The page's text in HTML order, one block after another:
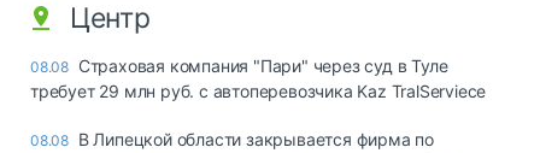
Центр
08.08 Страховая компания "Пари" через суд в Туле
требует 29 млн руб. с автоперевозчика Kaz TralServiece
08.08 В Липецкой области закрывается фирма по